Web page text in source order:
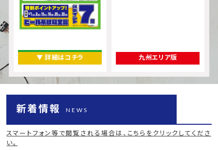
▼ 詳細はコチラ 九州エリア版
新着情報 NEWS
スマートフォン等で閲覧される場合は、こちらをクリックしてくださ
い。